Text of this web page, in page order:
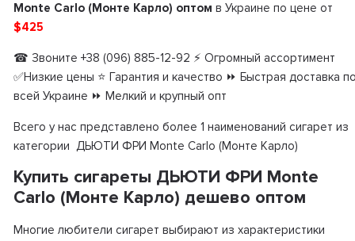
Monte Carlo (Монте Карло) оптом в Украине по цене от
$425
☎ Звоните +38 (096) 885-12-92 ⚡ Огромный ассортимент
✅Низкие цены ⭐ Гарантия и качество ⏩ Быстрая доставка
всей Украине ⏩ Мелкий и крупный опт
Всего у нас представлено более 1 наименований сигарет из
категории ДЬЮТИ ФРИ Monte Carlo (Монте Карло)
Купить сигареты ДЬЮТИ ФРИ Monte
Carlo (Монте Карло) дешево оптом
Многие любители сигарет выбирают из характеристики